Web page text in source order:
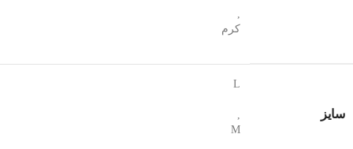
,
کرم
سایز
L
,
M